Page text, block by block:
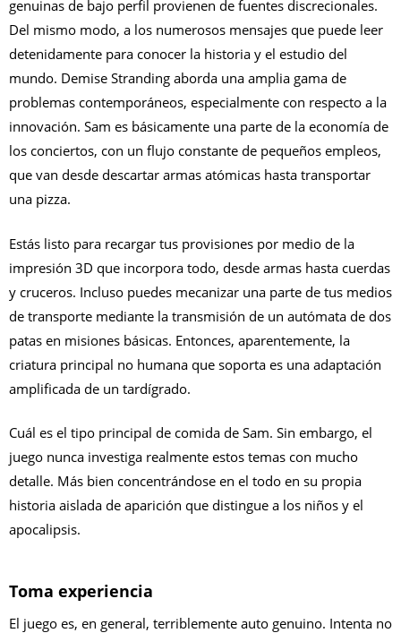
genuinas de bajo perfil provienen de fuentes discrecionales.
Del mismo modo, a los numerosos mensajes que puede leer
detenidamente para conocer la historia y el estudio del
mundo. Demise Stranding aborda una amplia gama de
problemas contemporáneos, especialmente con respecto a la
innovación. Sam es básicamente una parte de la economía de
los conciertos, con un flujo constante de pequeños empleos,
que van desde descartar armas atómicas hasta transportar
una pizza.
Estás listo para recargar tus provisiones por medio de la
impresión 3D que incorpora todo, desde armas hasta cuerdas
y cruceros. Incluso puedes mecanizar una parte de tus medios
de transporte mediante la transmisión de un autómata de dos
patas en misiones básicas. Entonces, aparentemente, la
criatura principal no humana que soporta es una adaptación
amplificada de un tardígrado.
Cuál es el tipo principal de comida de Sam. Sin embargo, el
juego nunca investiga realmente estos temas con mucho
detalle. Más bien concentrándose en el todo en su propia
historia aislada de aparición que distingue a los niños y el
apocalipsis.
Toma experiencia
El juego es, en general, terriblemente auto genuino. Intenta no